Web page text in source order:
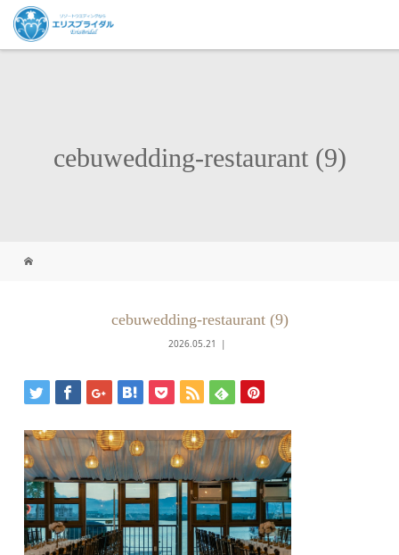
cebuwedding-restaurant (9)
cebuwedding-restaurant (9)
2026.05.21